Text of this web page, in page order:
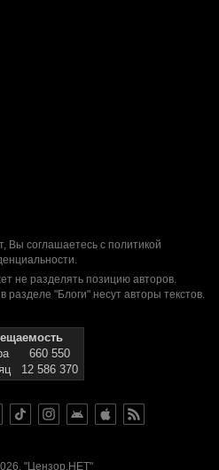
Вы соглашаетесь с политикой
.
не разделять позицию авторов.
разделе "Блоги" несут авторы текстов.
660 550
12 586 370
"Цензор.НЕТ"